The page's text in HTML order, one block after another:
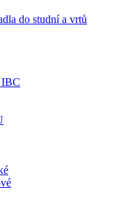
do studní a vrtů
IBC